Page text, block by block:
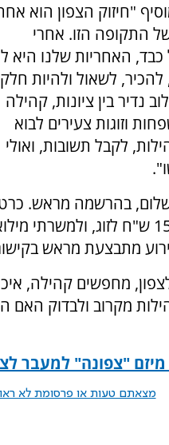
"חיזוק הצפון הוא
התקופה הזו. אחרי
האחריות שלנו היא
לשאול ולהיות חלק
נדיר בין ציונות, קהילה
וזוגות צעירים לבוא
לקבל תשובות, ואולי
בהרשמה מראש.
מתבצעת מראש
מחפשים קהילה,
מקרוב ולבדוק
"צפונה" למעבר
מצאתם טעות או פרסומת לא